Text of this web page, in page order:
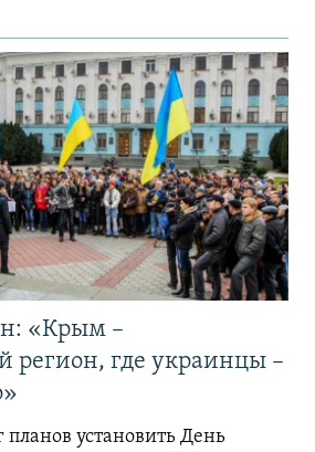
«Крым –
регион, где украинцы –
планов установить День